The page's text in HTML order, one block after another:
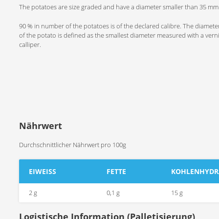
The potatoes are size graded and have a diameter smaller than 35
90 % in number of the potatoes is of the declared calibre. The
of the potato is defined as the smallest diameter measured with a
calliper.
Nährwert
Durchschnittlicher Nährwert pro 100g
EIWEISS FETTE
2 g 0,1 g 15 g
Logistische Information (Palletisierung)